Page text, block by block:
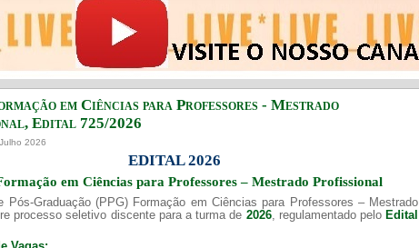
em Ciências para Professores - Mestrado
Edital ​725/202​6
2026
EDITAL 2026
em Ciências para Professores – Mestrado Profissional
Pós-Graduação (PPG) Formação em Ciências para Professores – Mestrado
processo seletivo discente para a turma de 2026, regulamentado pelo Edital